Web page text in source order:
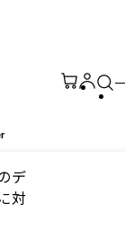
デ
対